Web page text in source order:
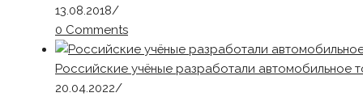
13.08.2018/
0 Comments
Российские учёные разработали автомобильное
20.04.2022/